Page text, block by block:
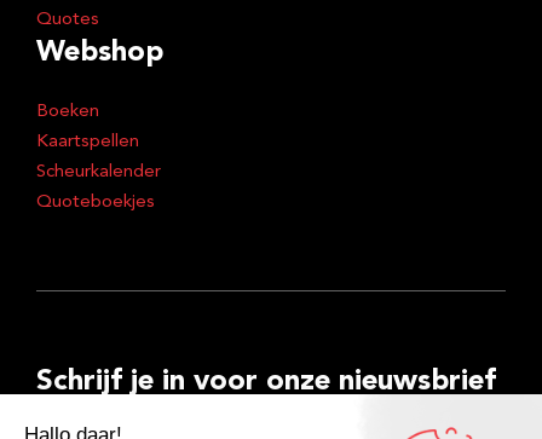
Quotes
Webshop
Boeken
Kaartspellen
Scheurkalender
Quoteboekjes
Schrijf je in voor onze nieuwsbrief